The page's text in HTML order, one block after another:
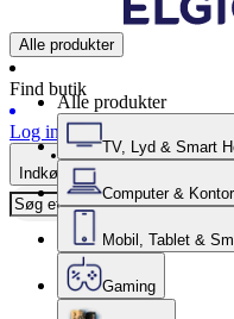
Alle produkter
Find butik
Log ind
Indkøbskurv
Alle produkter
TV, Lyd & Smart
Computer & Kontor
Mobil, Tablet &
Gaming